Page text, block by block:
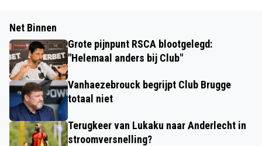
Net Binnen
Grote pijnpunt RSCA blootgelegd:
"Helemaal anders bij Club"
Vanhaezebrouck begrijpt Club Brugge
totaal niet
Terugkeer van Lukaku naar Anderlecht in
stroomversnelling?